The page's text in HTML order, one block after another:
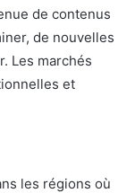
de contenus
de nouvelles
Les marchés
et
les régions où